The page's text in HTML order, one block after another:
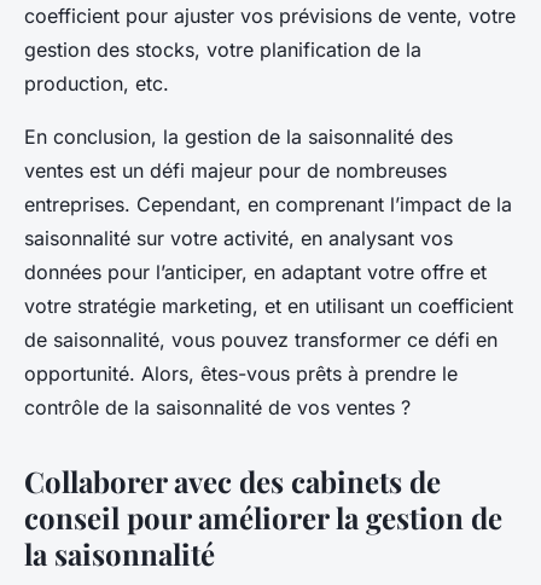
coefficient pour ajuster vos prévisions de vente, votre
gestion des stocks, votre planification de la
production, etc.
En conclusion, la gestion de la saisonnalité des
ventes est un défi majeur pour de nombreuses
entreprises. Cependant, en comprenant l’impact de la
saisonnalité sur votre activité, en analysant vos
données pour l’anticiper, en adaptant votre offre et
votre stratégie marketing, et en utilisant un coefficient
de saisonnalité, vous pouvez transformer ce défi en
opportunité. Alors, êtes-vous prêts à prendre le
contrôle de la saisonnalité de vos ventes ?
Collaborer avec des cabinets de
conseil pour améliorer la gestion de
la saisonnalité